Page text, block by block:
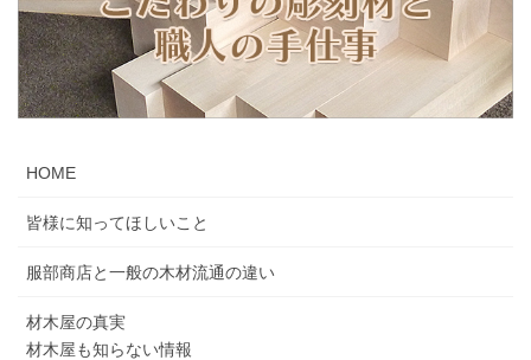
HOME
皆様に知ってほしいこと
服部商店と一般の木材流通の違い
材木屋の真実
材木屋も知らない情報